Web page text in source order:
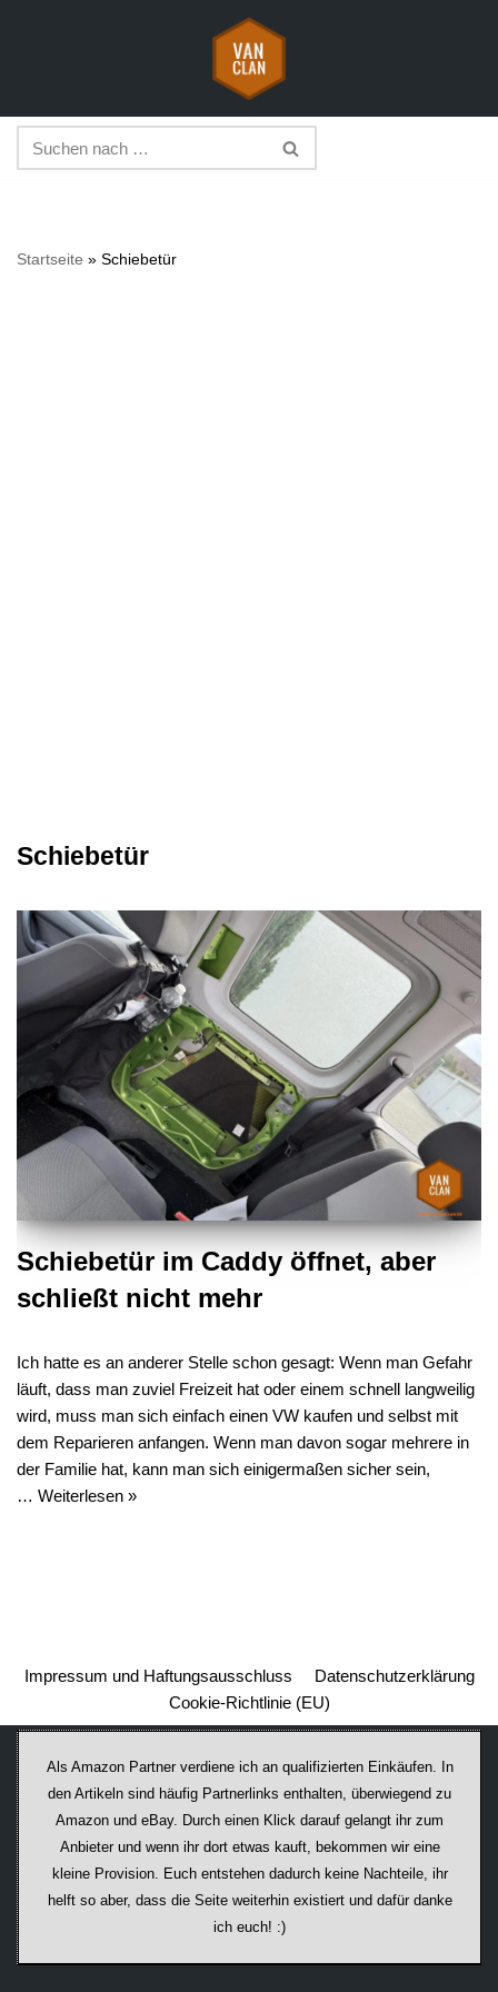
springen
Startseite » Schiebetür
Schiebetür
Schiebetür im Caddy öffnet, aber
schließt nicht mehr
Ich hatte es an anderer Stelle schon gesagt: Wenn man Gefahr
läuft, dass man zuviel Freizeit hat oder einem schnell langweilig
wird, muss man sich einfach einen VW kaufen und selbst mit
dem Reparieren anfangen. Wenn man davon sogar mehrere in
der Familie hat, kann man sich einigermaßen sicher sein,
… Weiterlesen »
Impressum und Haftungsausschluss
Datenschutzerklärung
Cookie-Richtlinie (EU)
Als Amazon Partner verdiene ich an qualifizierten Einkäufen. In
den Artikeln sind häufig Partnerlinks enthalten, überwiegend zu
Amazon und eBay. Durch einen Klick darauf ge­lan­gt ihr zum
Anbieter und wenn ihr dort etwas kauft, bekommen wir ei­ne
kleine Provision. Euch entstehen dadurch keine Nachteile, ihr
helft so aber, dass die Seite weiterhin existiert und dafür danke
ich euch! :)